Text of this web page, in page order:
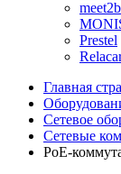
meet2b
Prestel
Главная
Сетевое
Сетевые
PoE-